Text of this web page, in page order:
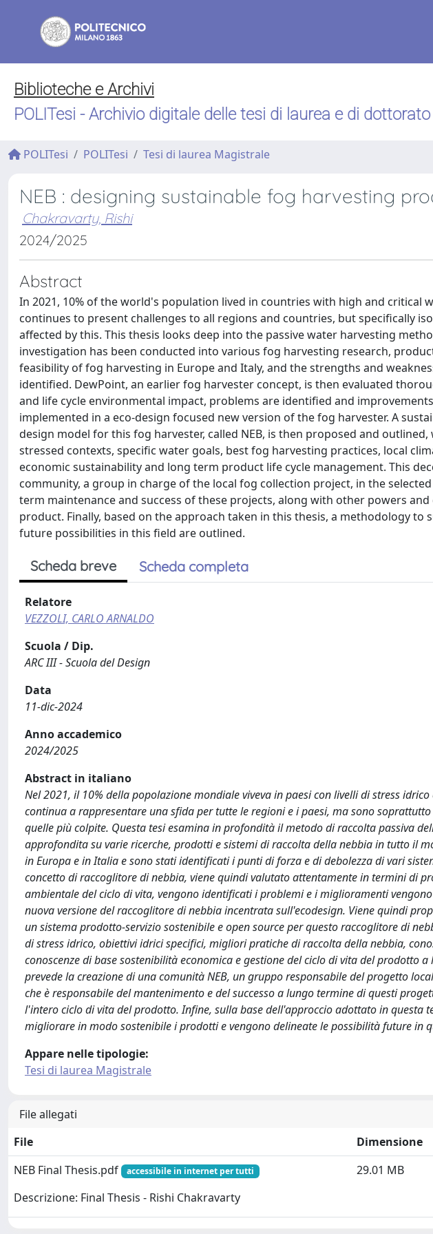
Biblioteche e Archivi
POLITesi - Archivio digitale delle tesi di laurea e di dottorato
POLITesi POLITesi Tesi di laurea Magistrale
NEB : designing sustainable fog harvesting
Chakravarty, Rishi
2024/2025
Abstract
In 2021, 10% of the world's population lived in countries with high and critical
continues to present challenges to all regions and countries, but specifically
affected by this. This thesis looks deep into the passive water harvesting
investigation has been conducted into various fog harvesting research,
feasibility of fog harvesting in Europe and Italy, and the strengths and
identified. DewPoint, an earlier fog harvester concept, is then evaluated
and life cycle environmental impact, problems are identified and
implemented in a eco-design focused new version of the fog harvester. A
design model for this fog harvester, called NEB, is then proposed and
stressed contexts, specific water goals, best fog harvesting practices, local
economic sustainability and long term product life cycle management. This
community, a group in charge of the local fog collection project, in the
term maintenance and success of these projects, along with other powers
product. Finally, based on the approach taken in this thesis, a methodology
future possibilities in this field are outlined.
Scheda breve Scheda completa
Relatore
VEZZOLI, CARLO ARNALDO
Scuola / Dip.
ARC III - Scuola del Design
Data
11-dic-2024
Anno accademico
2024/2025
Abstract in italiano
Nel 2021, il 10% della popolazione mondiale viveva in paesi con livelli di stress idrico
continua a rappresentare una sfida per tutte le regioni e i paesi, ma sono
quelle più colpite. Questa tesi esamina in profondità il metodo di raccolta passiva
approfondita su varie ricerche, prodotti e sistemi di raccolta della nebbia in tutto il
in Europa e in Italia e sono stati identificati i punti di forza e di debolezza di vari
concetto di raccoglitore di nebbia, viene quindi valutato attentamente in termini di
ambientale del ciclo di vita, vengono identificati i problemi e i miglioramenti
nuova versione del raccoglitore di nebbia incentrata sull'ecodesign. Viene quindi
un sistema prodotto-servizio sostenibile e open source per questo raccoglitore di
di stress idrico, obiettivi idrici specifici, migliori pratiche di raccolta della nebbia,
conoscenze di base sostenibilità economica e gestione del ciclo di vita del prodotto
prevede la creazione di una comunità NEB, un gruppo responsabile del progetto
che è responsabile del mantenimento e del successo a lungo termine di questi
l'intero ciclo di vita del prodotto. Infine, sulla base dell'approccio adottato in questa
migliorare in modo sostenibile i prodotti e vengono delineate le possibilità future in
Appare nelle tipologie:
Tesi di laurea Magistrale
File allegati
File
Dimensione
NEB Final Thesis.pdf
accessibile in internet per tutti
Descrizione: Final Thesis - Rishi Chakravarty
29.01 MB